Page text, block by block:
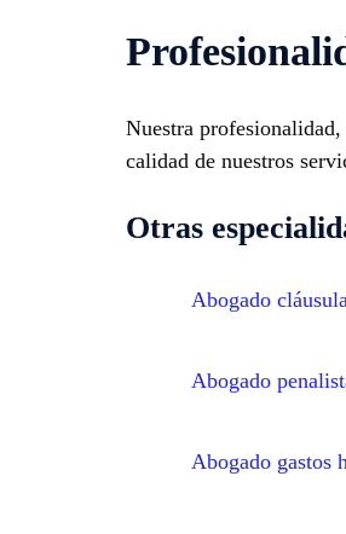
Nuestra
calidad de nuestros
Otras
Abogado
Abogado
Abogado gastos